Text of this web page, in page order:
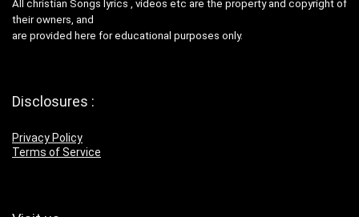
All christian Songs lyrics , videos etc are the property and copyright of
their owners, and
are provided here for educational purposes only.
Disclosures :
Privacy Policy
Terms of Service